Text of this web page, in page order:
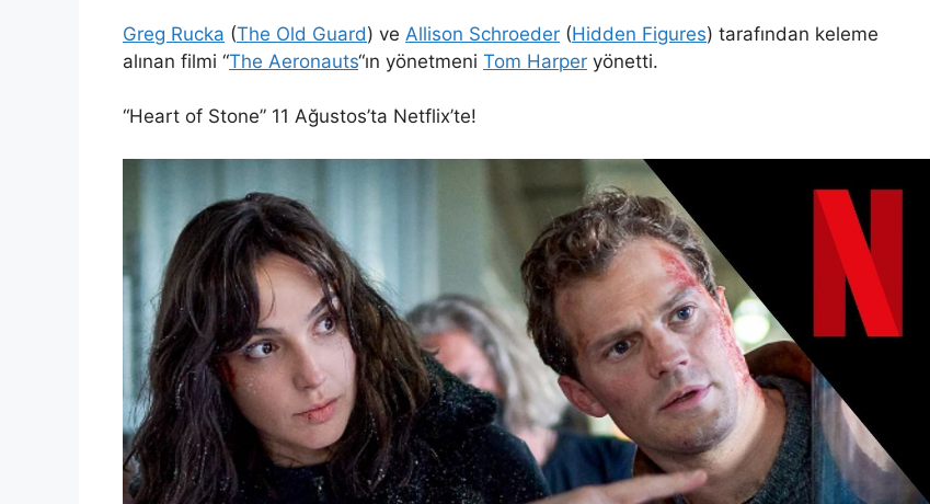
Greg Rucka (The Old Guard) ve Allison Schroeder (Hidden Figures) tarafından keleme
alınan filmi “The Aeronauts“ın yönetmeni Tom Harper yönetti.
“Heart of Stone” 11 Ağustos’ta Netflix’te!